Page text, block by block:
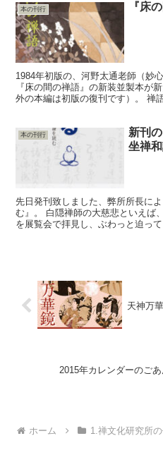
本の刊行 『床
1984年初版の、河野太通老師（妙
『床の間の禅語』の新装並製本が
外の本編は初版の復刊です）。 禅
本の刊行
新刊
坐禅和
先日発刊致しました、弊所所長に
む』。 白隠禅師の大慈悲といえば
を展覧会で拝見し、ぶわっと迫っ
天神万
2015年カレンダーのご
ホーム 1.禅文化研究所